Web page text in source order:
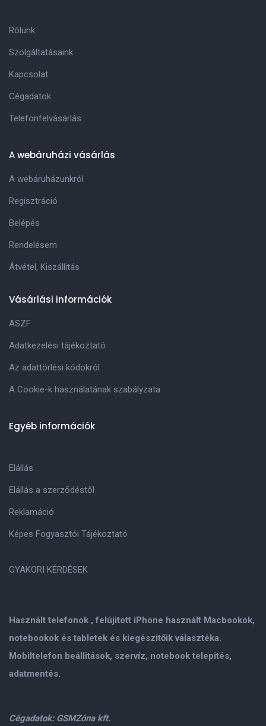
Használt telefonok , felújitott iPhone használt Macbookok,
notebookok és tabletek és kiegészitőik választéka.
Mobiltelefon beállitások, szervíz, notebook telepités,
adatmentés.
Cégadatok: GSMZóna kft.
Rólunk
Szolgáltatásaink
Kapcsolat
Cégadatok
Telefonfelvásárlás
A webáruházi vásárlás
A webáruházunkról
Regisztráció
Belépés
Rendelésem
Átvétel, Kiszállitás
Vásárlási információk
ASZF
Adatkezelési tájékoztató
Az adattörlési kódokról
A Cookie-k használatának szabályzata
Egyéb információk
Elállás
Elállás a szerződéstől
Reklamáció
Képes Fogyasztói Tájékoztató
GYAKORI KÉRDÉSEK